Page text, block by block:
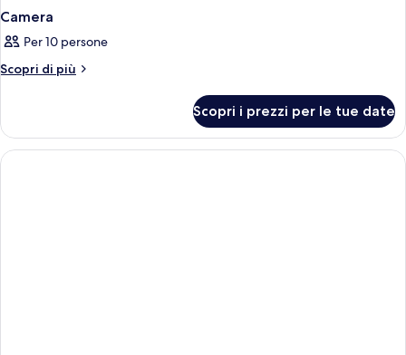
Camera
Per 10 persone
Scopri di più
Altri
Scopri i prezzi per le tue date